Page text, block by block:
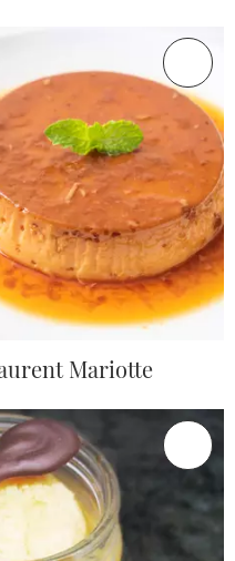
Mariotte